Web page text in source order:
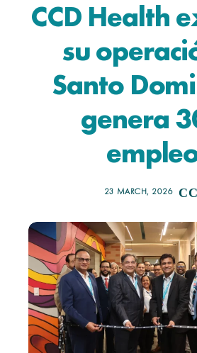
CCD Health
su
Santo
genera
23 MARCH, 2026